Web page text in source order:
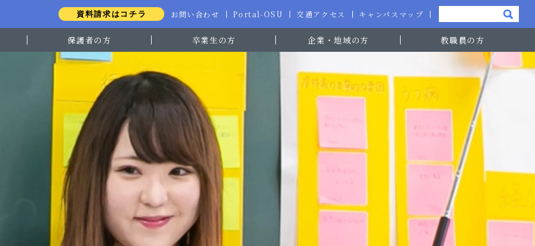
資料請求はコチラ お問い合わせ Portal-OSU 交通アクセス キャンパスマップ
保護者の方 卒業生の方 企業・地域の方 教職員の方